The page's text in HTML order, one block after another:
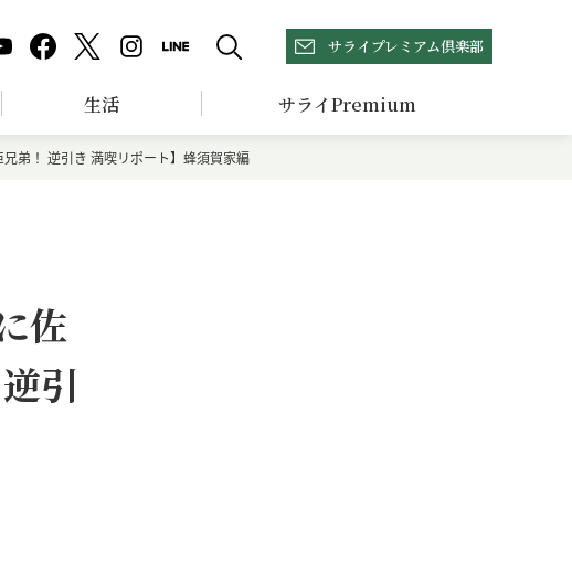
サライプレミアム倶楽部
生活 サライPremium
弟！ 逆引き 満喫リポート】蜂須賀家編
佐
引